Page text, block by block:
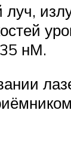
нМ.